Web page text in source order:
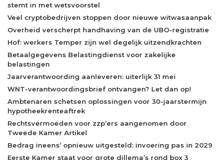
stemt in met wetsvoorstel
Veel cryptobedrijven stoppen door nieuwe witwasaanpak
Overheid verscherpt handhaving van de UBO-registratie
Hof: werkers Temper zijn wel degelijk uitzendkrachten
Betaalgegevens Belastingdienst voor zakelijke
belastingen
Jaarverantwoording aanleveren: uiterlijk 31 mei
WNT-verantwoordingsbrief ontvangen? Let dan op!
Ambtenaren schetsen oplossingen voor 30-jaarstermijn
hypotheekrenteaftrek
Rechtsvermoeden voor zzp’ers aangenomen door
Tweede Kamer Artikel
Bedrag ineens’ opnieuw uitgesteld: invoering pas in 2029
Eerste Kamer staat voor grote dillema’s rond box 3